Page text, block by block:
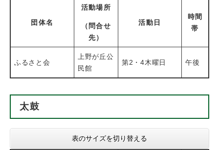
団体名
活動場所
（問合せ
先）
活動日
時間
帯
ふるさと会
上野が丘公
民館
第2・4木曜日 午後
太鼓
表のサイズを切り替える